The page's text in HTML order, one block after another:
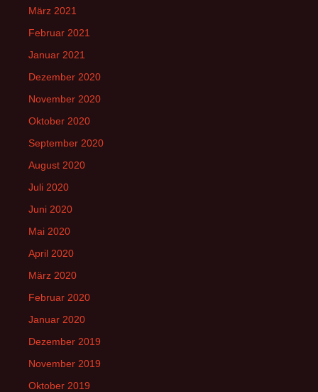
März 2021
Februar 2021
Januar 2021
Dezember 2020
November 2020
Oktober 2020
September 2020
August 2020
Juli 2020
Juni 2020
Mai 2020
April 2020
März 2020
Februar 2020
Januar 2020
Dezember 2019
November 2019
Oktober 2019